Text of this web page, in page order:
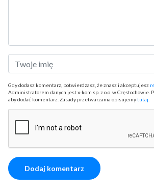
Gdy dodasz komentarz, potwierdzasz, że znasz i akceptujesz
Administratorem danych jest x-kom sp. z o.o. w Częstochowie.
aby dodać komentarz. Zasady przetwarzania opisujemytutaj